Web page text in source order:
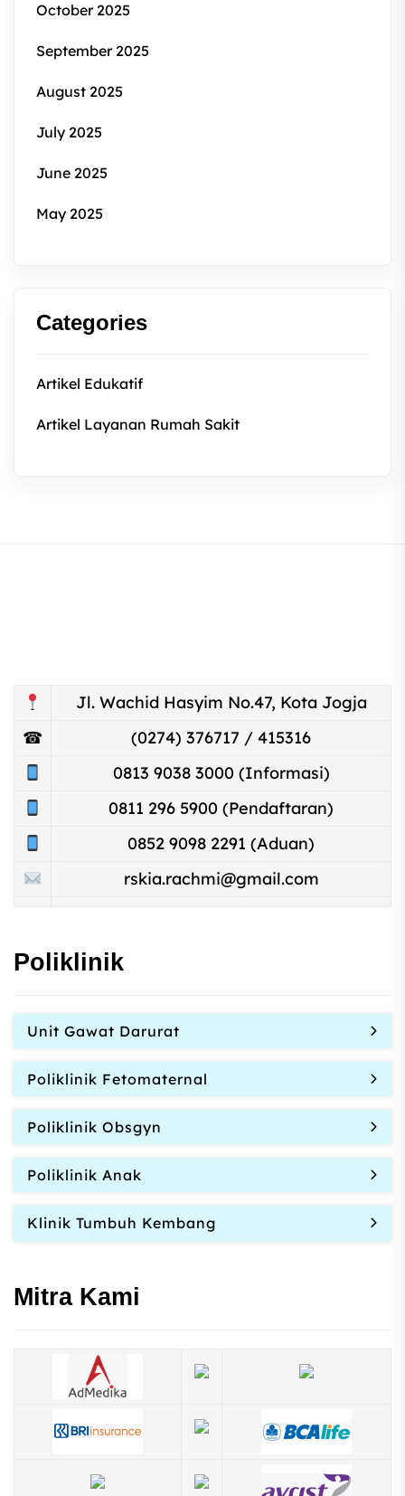
October 2025
September 2025
August 2025
July 2025
June 2025
May 2025
Categories
Artikel Edukatif
Artikel Layanan Rumah Sakit
Jl. Wachid Hasyim No.47, Kota Jogja
☎
(0274) 376717 / 415316
0813 9038 3000 (Informasi)
0811 296 5900 (Pendaftaran)
0852 9098 2291 (Aduan)
rskia.rachmi@gmail.com
Poliklinik
Unit Gawat Darurat
Poliklinik Fetomaternal
Poliklinik Obsgyn
Poliklinik Anak
Klinik Tumbuh Kembang
Mitra Kami